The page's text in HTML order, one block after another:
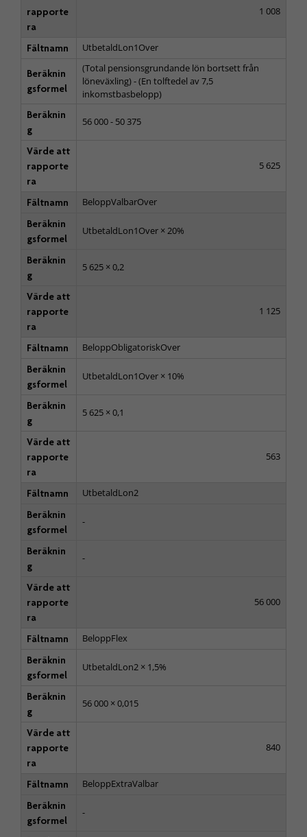
rapporte
ra
1 008
Fältnamn UtbetaldLon1Over
Beräknin
gsformel
(Total pensionsgrundande lön bortsett från
löneväxling) - (En tolftedel av 7,5
inkomstbasbelopp)
Beräknin
g
56 000 - 50 375
Värde att
rapporte
ra
5 625
Fältnamn
BeloppValbarOver
Beräknin
gsformel
UtbetaldLon1Over × 20%
Beräknin
g
5 625 × 0,2
Värde att
rapporte
ra
1 125
Fältnamn
BeloppObligatoriskOver
Beräknin
gsformel
UtbetaldLon1Over × 10%
Beräknin
g
5 625 × 0,1
Värde att
rapporte
ra
563
Fältnamn
UtbetaldLon2
Beräknin
gsformel
-
Beräknin
g
-
Värde att
rapporte
ra
56 000
Fältnamn
BeloppFlex
Beräknin
gsformel
UtbetaldLon2 × 1,5%
Beräknin
g
56 000 × 0,015
Värde att
rapporte
ra
840
Fältnamn
BeloppExtraValbar
Beräknin
gsformel
-